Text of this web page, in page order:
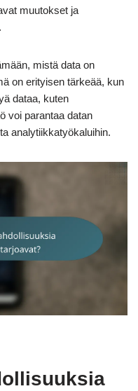
muutokset ja
mistä data on
on erityisen tärkeää, kun
dataa, kuten
voi parantaa datan
analytiikkatyökaluihin.